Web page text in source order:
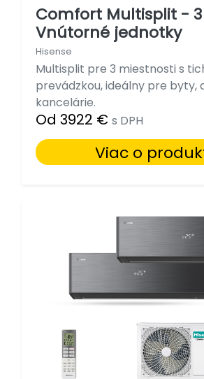
Comfort Multisplit - 3
Vnútorné jednotky
Hisense
Multisplit pre 3 miestnosti s
prevádzkou, ideálny pre byty,
kancelárie.
Od 3922 € s DPH
Viac o